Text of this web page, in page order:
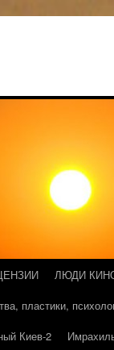
ЛЮДИ
пластики,
Киев-2